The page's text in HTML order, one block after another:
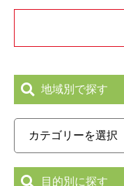
地域別で探す
目的別に探す